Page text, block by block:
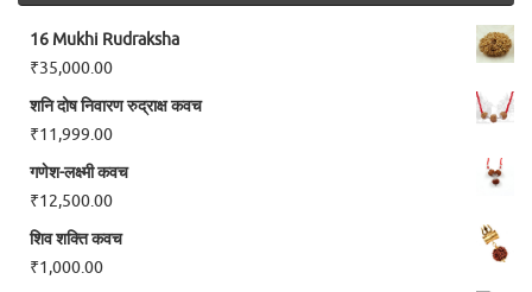
16 Mukhi Rudraksha
₹35,000.00
शनि दोष निवारण रुद्राक्ष कवच
₹11,999.00
गणेश-लक्ष्मी कवच
₹12,500.00
शिव शक्ति कवच
₹1,000.00